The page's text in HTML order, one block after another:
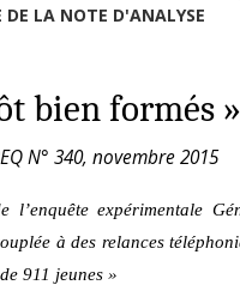
DE LA NOTE D'ANALYSE
bien formés »
N° 340, novembre 2015
expérimentale
à des relances
911 jeunes »